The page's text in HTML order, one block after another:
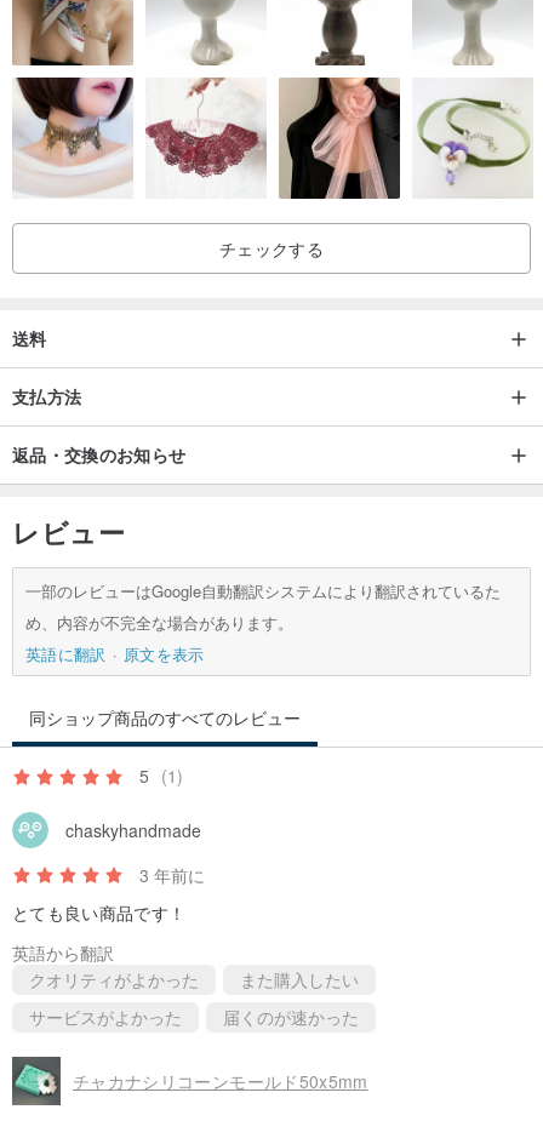
チェックする
送料
支払方法
返品・交換のお知らせ
レビュー
一部のレビューはGoogle自動翻訳システムにより翻訳されているた
め、内容が不完全な場合があります。
英語に翻訳
原文を表示
同ショップ商品のすべてのレビュー
5 (1)
chaskyhandmade
3 年前に
とても良い商品です！
英語から翻訳
クオリティがよかった
また購入したい
サービスがよかった
届くのが速かった
チャカナシリコーンモールド50x5mm